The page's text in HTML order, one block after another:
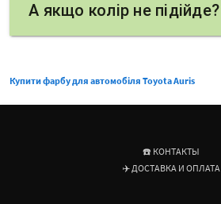
А якщо колір не підійде?
Купити фарбу для автомобіля Toyota Auris
☎️ КОНТАКТЫ
✈️ ДОСТАВКА И ОПЛАТА